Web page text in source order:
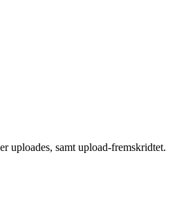
uploades, samt upload-fremskridtet.